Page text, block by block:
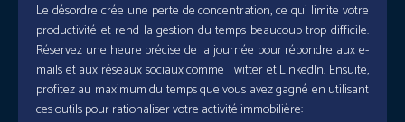
Le désordre crée une perte de concentration, ce qui limite votre
productivité et rend la gestion du temps beaucoup trop difficile.
Réservez une heure précise de la journée pour répondre aux e-
mails et aux réseaux sociaux comme Twitter et LinkedIn. Ensuite,
profitez au maximum du temps que vous avez gagné en utilisant
ces outils pour rationaliser votre activité immobilière: